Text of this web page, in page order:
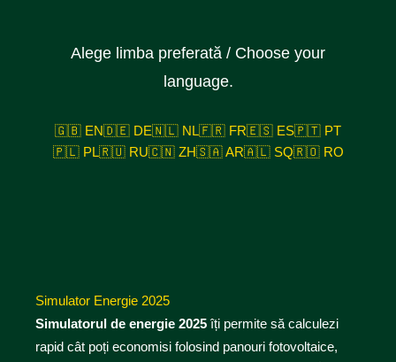
Alege limba preferată / Choose your
language.
🇬🇧 EN🇩🇪 DE🇳🇱 NL🇫🇷 FR🇪🇸 ES🇵🇹 PT
🇵🇱 PL🇷🇺 RU🇨🇳 ZH🇸🇦 AR🇦🇱 SQ🇷🇴 RO
Simulator Energie 2025
Simulatorul de energie 2025îți permite să calculezi
rapid cât poți economisi folosind panouri fotovoltaice,